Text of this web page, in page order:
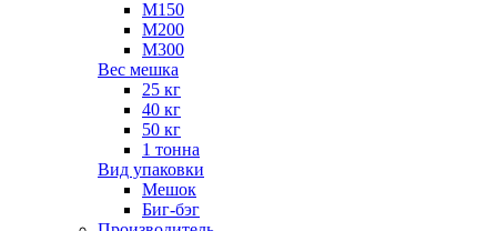
М150
М200
М300
Вес мешка
25 кг
40 кг
50 кг
1 тонна
Вид упаковки
Мешок
Биг-бэг